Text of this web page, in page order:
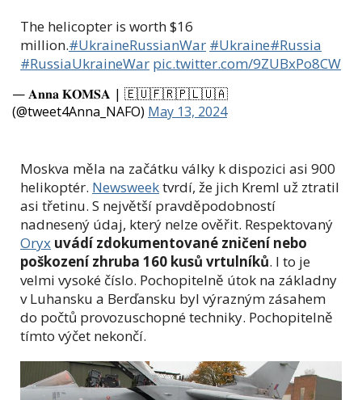
The helicopter is worth $16
million.#UkraineRussianWar #Ukraine️#Russia
#RussiaUkraineWar pic.twitter.com/9ZUBxPo8CW
— 𝐀𝐧𝐧𝐚 𝐊𝐎𝐌𝐒𝐀 | 🇪🇺🇫🇷🇵🇱🇺🇦
(@tweet4Anna_NAFO) May 13, 2024
Moskva měla na začátku války k dispozici asi 900
helikoptér. Newsweektvrdí, že jich Kreml už ztratil
asi třetinu. S největší pravděpodobností
nadnesený údaj, který nelze ověřit. Respektovaný
Oryx uvádí zdokumentované zničení nebo
poškození zhruba 160 kusů vrtulníků. I to je
velmi vysoké číslo. Pochopitelně útok na základny
v Luhansku a Berďansku byl výrazným zásahem
do počtů provozuschopné techniky. Pochopitelně
tímto výčet nekončí.